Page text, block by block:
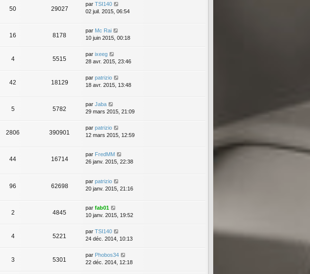
50 29027
par TSI140
02 juil. 2015, 06:54
16 8178
par Mc Rai
10 juin 2015, 00:18
4 5515
par ixeeg
28 avr. 2015, 23:46
42 18129
par patrizio
18 avr. 2015, 13:48
5 5782
par Jaba
29 mars 2015, 21:09
2806 390901
par patrizio
12 mars 2015, 12:59
44 16714
par FredMM
26 janv. 2015, 22:38
96 62698
par patrizio
20 janv. 2015, 21:16
2 4845
par fab01
10 janv. 2015, 19:52
4 5221
par TSI140
24 déc. 2014, 10:13
3 5301
par Phobos34
22 déc. 2014, 12:18